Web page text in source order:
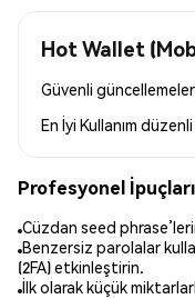
Hot Wallet
Güvenli
En İyi Kullanım düzenli
Profesyonel
Cüzdan seed
Benzersiz parolalar
(2FA) etkinleştirin.
İlk olarak küçük